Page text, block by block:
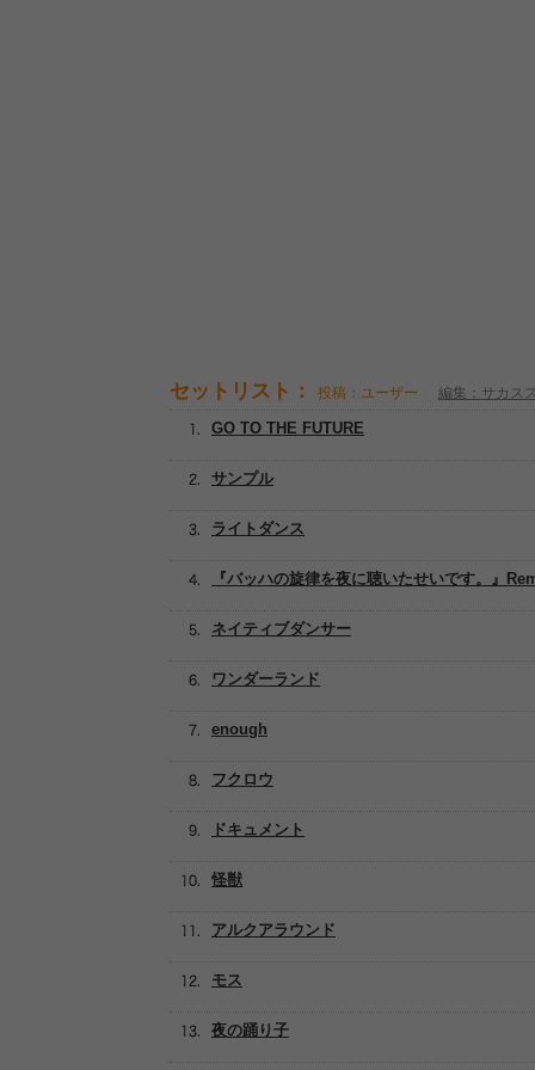
セットリスト： 投稿：ユーザー 編集：サカス
ワンダーランド
サンプル
enough
ネイティブダンサー
『バッハの旋律を夜に聴いたせいです。』
GO TO THE FUTURE
ライトダンス
フクロウ
ドキュメント
怪獣
アルクアラウンド
モス
夜の踊り子